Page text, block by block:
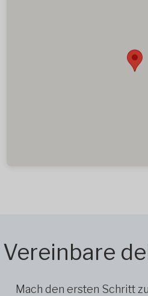
Vereinbare
Mach den ersten Schritt